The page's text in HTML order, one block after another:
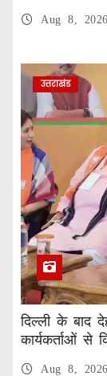
Aug 8,
उत्तराखंड
दिल्ली के बाद
कार्यकर्ताओं से
Aug 8,